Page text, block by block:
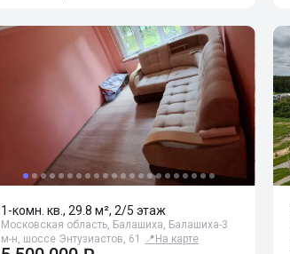
1-комн. кв., 29.8 м², 2/5 этаж
Московская область, Балашиха, Балашиха-3
м-н, шоссе Энтузиастов, 61
📍 На карте